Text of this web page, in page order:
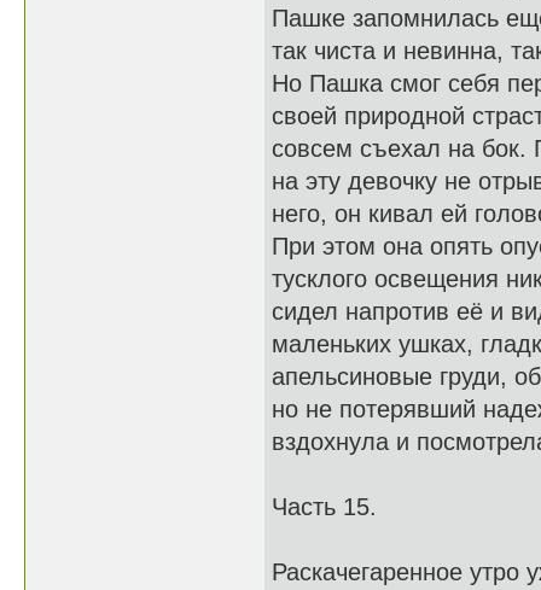
Пашке запомнилась
так чиста и невинна,
Но Пашка смог себя
своей природной
совсем съехал на бок.
на эту девочку не
него, он кивал ей
При этом она опять
тусклого освещения
сидел напротив её и
маленьких ушках,
апельсиновые груди,
но не потерявший
вздохнула и
Часть 15.
Раскачегаренное